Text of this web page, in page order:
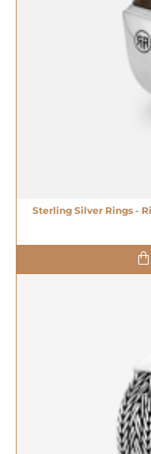
Sterling Silver Rings -